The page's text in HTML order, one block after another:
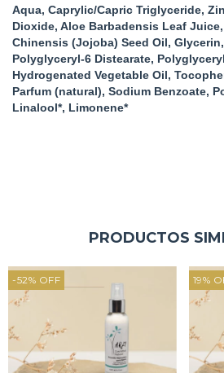
Aqua, Caprylic/Capric Triglyceride,
Dioxide, Aloe Barbadensis Leaf
Chinensis (Jojoba) Seed Oil,
Polyglyceryl-6 Distearate,
Hydrogenated Vegetable Oil,
Parfum (natural), Sodium Benzoate,
Linalool*, Limonene*
PRODUCTOS
-52% OFF 19%